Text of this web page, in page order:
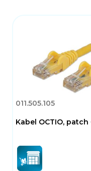
011.505.105
Kabel OCTIO, patch